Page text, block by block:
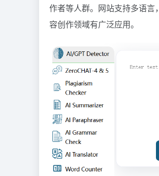
作者等人群。网站支持多语
容创作领域有广泛应用。